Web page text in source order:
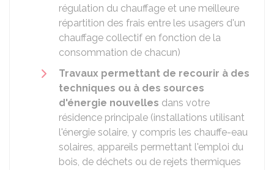
régulation du chauffage et une meilleure
répartition des frais entre les usagers d'un
chauffage collectif en fonction de la
consommation de chacun)
Travaux permettant de recourir à des
techniques ou à des sources
d'énergie nouvelles dans votre
résidence principale (installations utilisant
l'énergie solaire, y compris les chauffe-eau
solaires, appareils permettant l'emploi du
bois, de déchets ou de rejets thermiques